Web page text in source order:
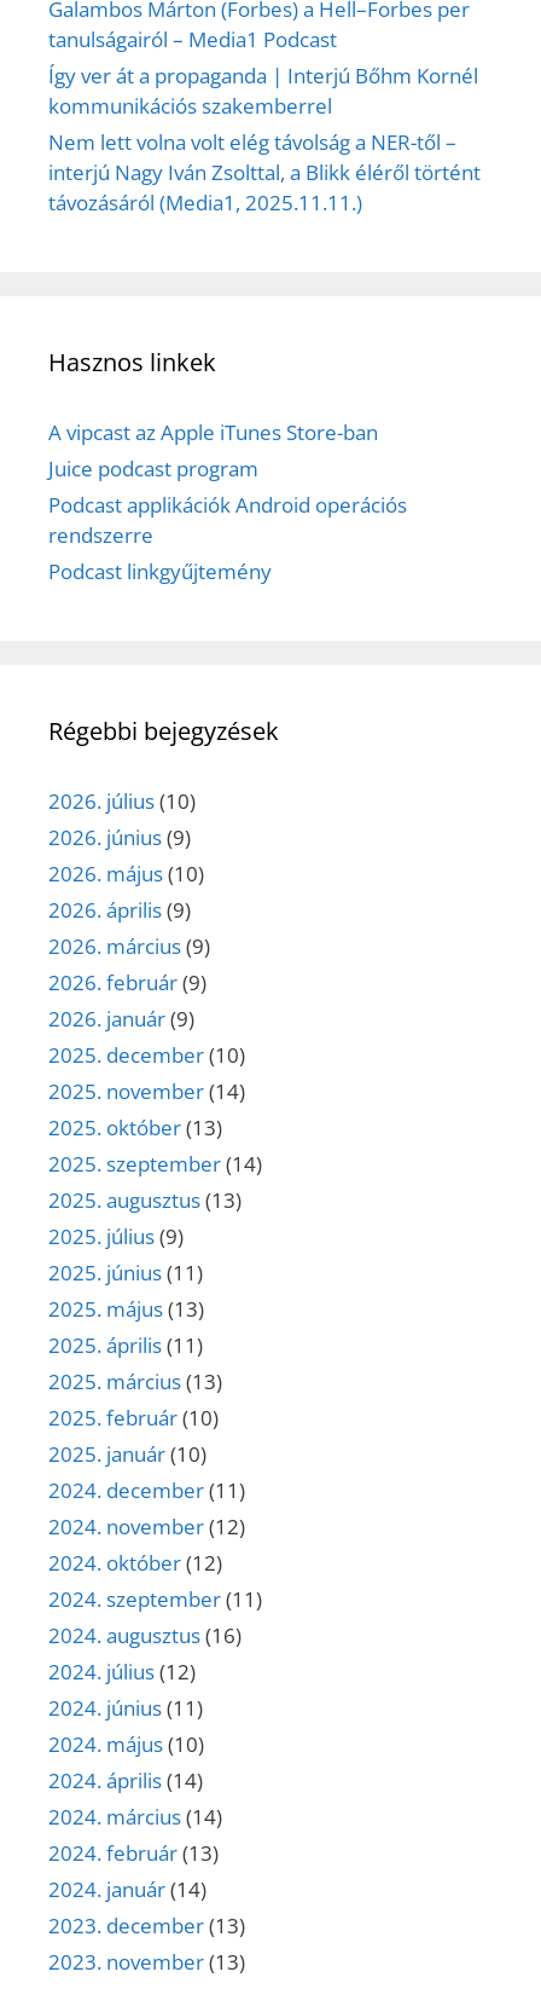
Galambos Márton (Forbes) a Hell–Forbes per
tanulságairól – Media1 Podcast
Így ver át a propaganda | Interjú Bőhm Kornél
kommunikációs szakemberrel
Nem lett volna volt elég távolság a NER-től –
interjú Nagy Iván Zsolttal, a Blikk éléről történt
távozásáról (Media1, 2025.11.11.)
Hasznos linkek
A vipcast az Apple iTunes Store-ban
Juice podcast program
Podcast applikációk Android operációs
rendszerre
Podcast linkgyűjtemény
Régebbi bejegyzések
2026. július(10)
2026. június(9)
2026. május(10)
2026. április(9)
2026. március(9)
2026. február(9)
2026. január(9)
2025. december(10)
2025. november(14)
2025. október(13)
2025. szeptember(14)
2025. augusztus(13)
2025. július(9)
2025. június(11)
2025. május(13)
2025. április(11)
2025. március(13)
2025. február(10)
2025. január(10)
2024. december(11)
2024. november(12)
2024. október(12)
2024. szeptember(11)
2024. augusztus(16)
2024. július(12)
2024. június(11)
2024. május(10)
2024. április(14)
2024. március(14)
2024. február(13)
2024. január(14)
2023. december(13)
2023. november(13)